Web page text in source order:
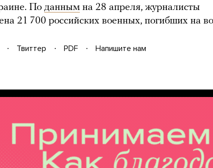
По данным на 28 апреля, журналисты
21 700 российских военных, погибших на
Твиттер PDF
Напишите нам